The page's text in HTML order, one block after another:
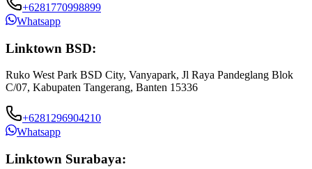
+6281770998899
Whatsapp
Linktown BSD:
Ruko West Park BSD City, Vanyapark, Jl Raya Pandeglang Blok
C/07, Kabupaten Tangerang, Banten 15336
+6281296904210
Whatsapp
Linktown Surabaya: